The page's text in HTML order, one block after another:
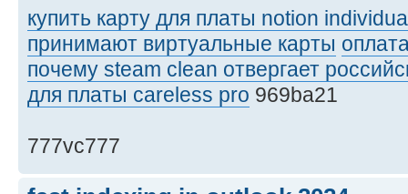
купить карту для платы notion
принимают виртуальные карты
почему steam clean отвергает
для платы careless pro 969ba21
777vc777